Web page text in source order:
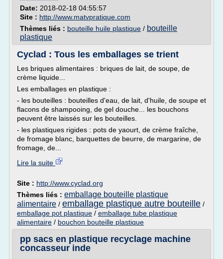
Date: 2018-02-18 04:55:57
Site : http://www.matvpratique.com
Thèmes liés : bouteille huile plastique / bouteille
plastique
Cyclad : Tous les emballages se trient
Les briques alimentaires : briques de lait, de soupe, de
crème liquide...
Les emballages en plastique :
- les bouteilles : bouteilles d'eau, de lait, d'huile, de soupe et
flacons de shampooing, de gel douche... les bouchons
peuvent être laissés sur les bouteilles.
- les plastiques rigides : pots de yaourt, de crème fraîche,
de fromage blanc, barquettes de beurre, de margarine, de
fromage, de...
Lire la suite
Site : http://www.cyclad.org
Thèmes liés : emballage bouteille plastique
alimentaire / emballage plastique autre bouteille /
emballage pot plastique / emballage tube plastique
alimentaire / bouchon bouteille plastique
pp sacs en plastique recyclage machine
concasseur inde